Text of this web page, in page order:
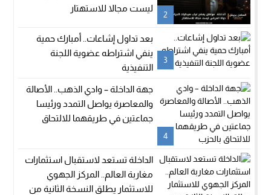
2
ليست مجالا للاستهتار
3
بعد تداول إشاعات.. أمبارك حمية
ينفي اشتراطه عضوية اللجنة
التنفيذية
4
جهة الداخلة – وادي الذهب.. الأصالة
والمعاصرة يواصل التمدد ورئيسا
جماعتين في طريقهما للالتحاق
الداخلة تستعد لاستقبال استثمارات
مغاربة العالم.. المركز الجهوي
للاستثمار يطلق النسخة الثانية من